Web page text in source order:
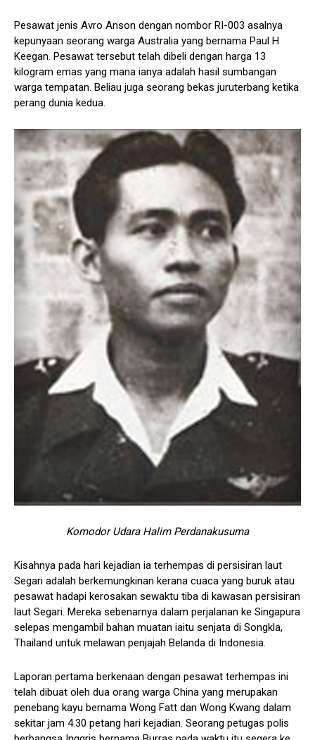
Pesawat jenis Avro Anson dengan nombor RI-003 asalnya
kepunyaan seorang warga Australia yang bernama Paul H
Keegan. Pesawat tersebut telah dibeli dengan harga 13
kilogram emas yang mana ianya adalah hasil sumbangan
warga tempatan. Beliau juga seorang bekas juruterbang ketika
perang dunia kedua.
Komodor Udara Halim Perdanakusuma
Kisahnya pada hari kejadian ia terhempas di persisiran laut
Segari adalah berkemungkinan kerana cuaca yang buruk atau
pesawat hadapi kerosakan sewaktu tiba di kawasan persisiran
laut Segari. Mereka sebenarnya dalam perjalanan ke Singapura
selepas mengambil bahan muatan iaitu senjata di Songkla,
Thailand untuk melawan penjajah Belanda di Indonesia.
Laporan pertama berkenaan dengan pesawat terhempas ini
telah dibuat oleh dua orang warga China yang merupakan
penebang kayu bernama Wong Fatt dan Wong Kwang dalam
sekitar jam 4.30 petang hari kejadian. Seorang petugas polis